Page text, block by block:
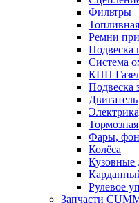
Фильтры
Ремни
Подвеска
Система
КПП
Подвеска
Двигатель
Фары,
Колёса
Кузовные
Рулевое
Запчасти